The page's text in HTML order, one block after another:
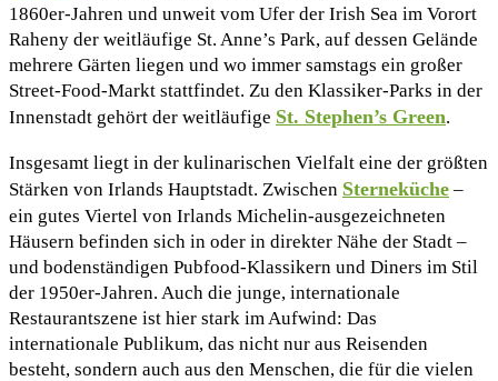
1860er-Jahren und unweit vom Ufer der Irish Sea im Vorort
Raheny der weitläufige St. Anne’s Park, auf dessen Gelände
mehrere Gärten liegen und wo immer samstags ein großer
Street-Food-Markt stattfindet. Zu den Klassiker-Parks in der
Innenstadt gehört der weitläufige St. Stephen’s Green.
Insgesamt liegt in der kulinarischen Vielfalt eine der größten
Stärken von Irlands Hauptstadt. Zwischen Sterneküche –
ein gutes Viertel von Irlands Michelin-ausgezeichneten
Häusern befinden sich in oder in direkter Nähe der Stadt –
und bodenständigen Pubfood-Klassikern und Diners im Stil
der 1950er-Jahren. Auch die junge, internationale
Restaurantszene ist hier stark im Aufwind: Das
internationale Publikum, das nicht nur aus Reisenden
besteht, sondern auch aus den Menschen, die für die vielen